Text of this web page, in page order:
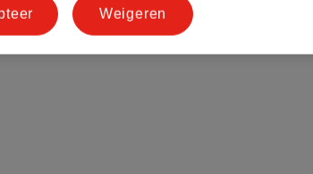
Weigeren